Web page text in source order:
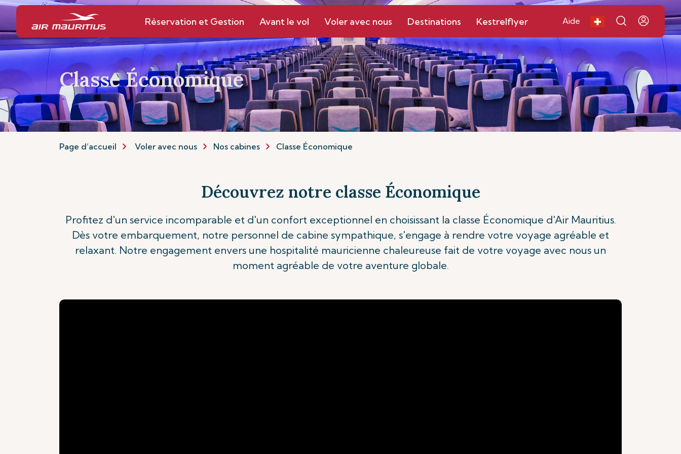
Réservation et Gestion Avant le vol Voler avec nous Destinations Kestrelflyer Aide
Classe Économique
Page d’accueil Voler avec nous Nos cabines Classe Économique
Découvrez notre classe Économique
Profitez d'un service incomparable et d'un confort exceptionnel en choisissant la classe Économique d'Air Mauritius.
Dès votre embarquement, notre personnel de cabine sympathique, s'engage à rendre votre voyage agréable et
relaxant. Notre engagement envers une hospitalité mauricienne chaleureuse fait de votre voyage avec nous un
moment agréable de votre aventure globale.